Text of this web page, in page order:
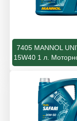
7405 MANNOL
15W40 1 л.